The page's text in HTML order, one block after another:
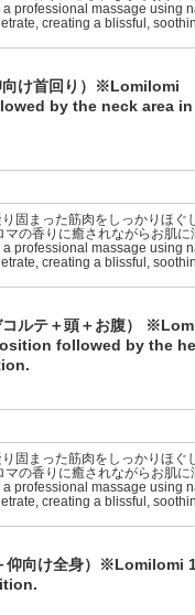
professional massage using
creating a blissful,
向け首回り）
by the neck area
固まった筋肉をしっかりほぐ
の香りに癒されながらお肌に
professional massage using
creating a blissful,
コルテ＋頭＋お腹）
followed by the
固まった筋肉をしっかりほぐ
の香りに癒されながらお肌に
professional massage using
creating a blissful,
仰向け全身）